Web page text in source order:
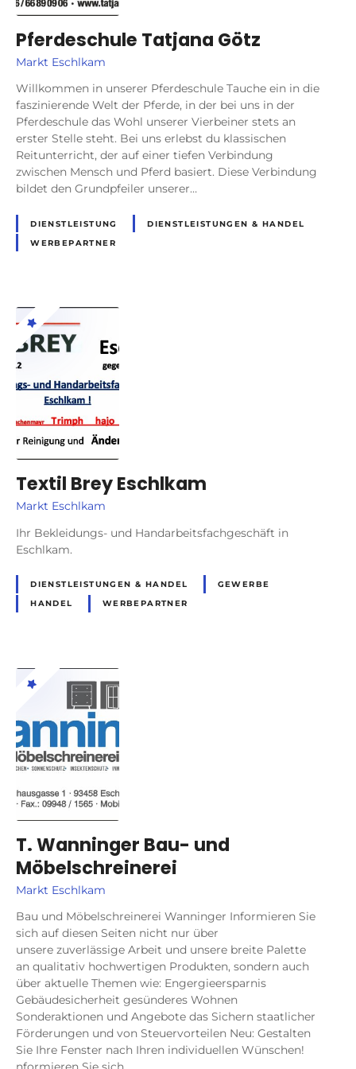
Pferdeschule Tatjana Götz
Markt Eschlkam
Willkommen in unserer Pferdeschule Tauche ein in die
faszinierende Welt der Pferde, in der bei uns in der
Pferdeschule das Wohl unserer Vierbeiner stets an
erster Stelle steht. Bei uns erlebst du klassischen
Reitunterricht, der auf einer tiefen Verbindung
zwischen Mensch und Pferd basiert. Diese Verbindung
bildet den Grundpfeiler unserer…
DIENSTLEISTUNG
DIENSTLEISTUNGEN & HANDEL
WERBEPARTNER
Textil Brey Eschlkam
Markt Eschlkam
Ihr Bekleidungs- und Handarbeitsfachgeschäft in
Eschlkam.
DIENSTLEISTUNGEN & HANDEL
GEWERBE
HANDEL
WERBEPARTNER
T. Wanninger Bau- und
Möbelschreinerei
Markt Eschlkam
Bau und Möbelschreinerei Wanninger Informieren Sie
sich auf diesen Seiten nicht nur über
unsere zuverlässige Arbeit und unsere breite Palette
an qualitativ hochwertigen Produkten, sondern auch
über aktuelle Themen wie: Engergieersparnis
Gebäudesicherheit gesünderes Wohnen
Sonderaktionen und Angebote das Sichern staatlicher
Förderungen und von Steuervorteilen Neu: Gestalten
Sie Ihre Fenster nach Ihren individuellen Wünschen!